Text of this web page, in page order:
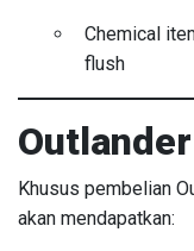
Chemical
flush
Khusus pembelian
akan mendapatkan: